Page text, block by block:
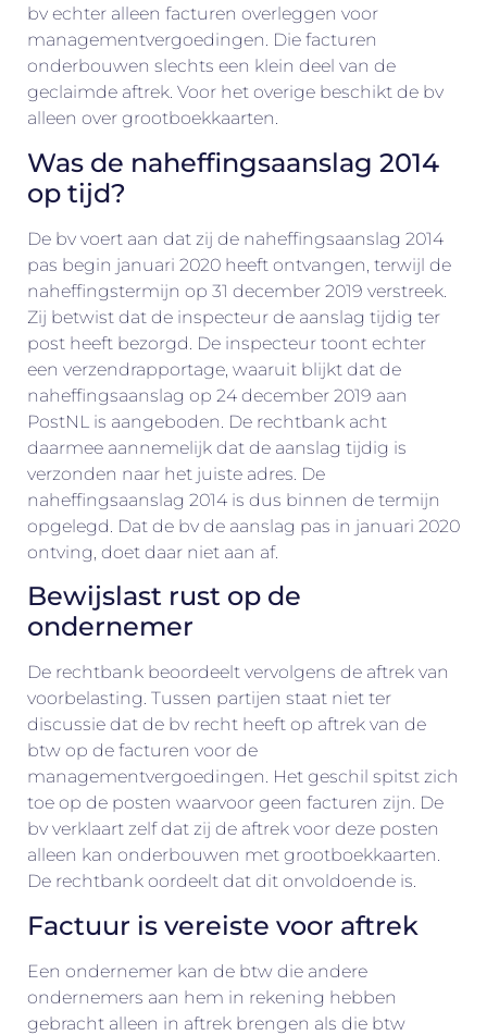
bv echter alleen facturen overleggen voor
managementvergoedingen. Die facturen
onderbouwen slechts een klein deel van de
geclaimde aftrek. Voor het overige beschikt de bv
alleen over grootboekkaarten.
Was de naheffingsaanslag 2014
op tijd?
De bv voert aan dat zij de naheffingsaanslag 2014
pas begin januari 2020 heeft ontvangen, terwijl de
naheffingstermijn op 31 december 2019 verstreek.
Zij betwist dat de inspecteur de aanslag tijdig ter
post heeft bezorgd. De inspecteur toont echter
een verzendrapportage, waaruit blijkt dat de
naheffingsaanslag op 24 december 2019 aan
PostNL is aangeboden. De rechtbank acht
daarmee aannemelijk dat de aanslag tijdig is
verzonden naar het juiste adres. De
naheffingsaanslag 2014 is dus binnen de termijn
opgelegd. Dat de bv de aanslag pas in januari 2020
ontving, doet daar niet aan af.
Bewijslast rust op de
ondernemer
De rechtbank beoordeelt vervolgens de aftrek van
voorbelasting. Tussen partijen staat niet ter
discussie dat de bv recht heeft op aftrek van de
btw op de facturen voor de
managementvergoedingen. Het geschil spitst zich
toe op de posten waarvoor geen facturen zijn. De
bv verklaart zelf dat zij de aftrek voor deze posten
alleen kan onderbouwen met grootboekkaarten.
De rechtbank oordeelt dat dit onvoldoende is.
Factuur is vereiste voor aftrek
Een ondernemer kan de btw die andere
ondernemers aan hem in rekening hebben
gebracht alleen in aftrek brengen als die btw